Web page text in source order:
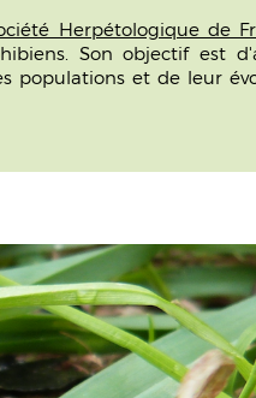
Herpétologique de
Son objectif est
populations et de leur